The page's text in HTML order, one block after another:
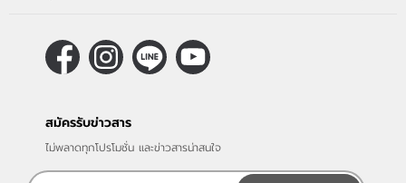
สมัครรับข่าวสาร
ไม่พลาดทุกโปรโมชั่น และข่าวสารน่าสนใจ